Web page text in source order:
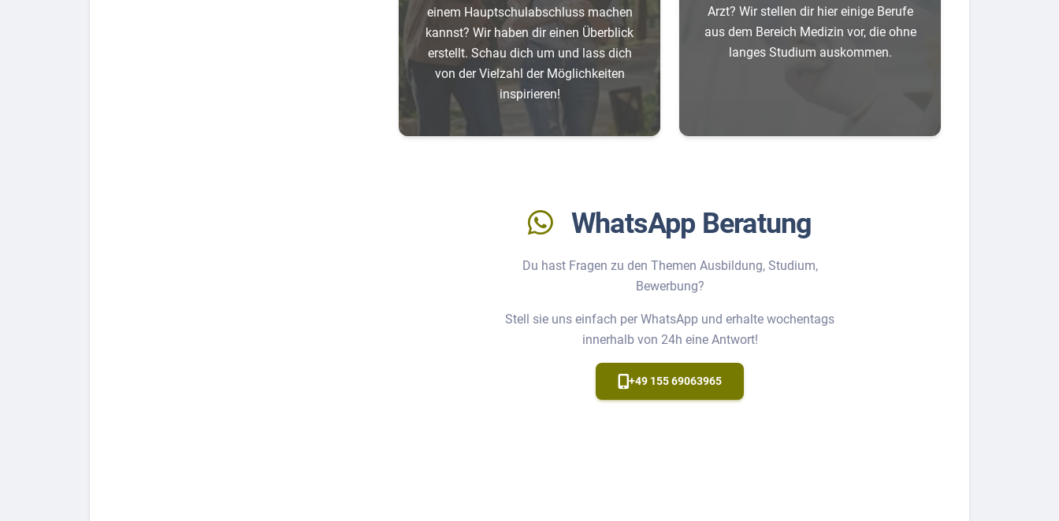
einem Hauptschulabschluss machen
kannst? Wir haben dir einen Überblick
erstellt. Schau dich um und lass dich
von der Vielzahl der Möglichkeiten
inspirieren!
Arzt? Wir stellen dir hier einige Berufe
aus dem Bereich Medizin vor, die ohne
langes Studium auskommen.
WhatsApp Beratung
Du hast Fragen zu den Themen Ausbildung, Studium,
Bewerbung?
Stell sie uns einfach per WhatsApp und erhalte wochentags
innerhalb von 24h eine Antwort!
+49 155 69063965